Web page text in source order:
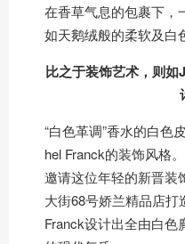
在香草气息的包裹下，
如天鹅绒般的柔软及白
比之于装饰艺术，则
“白色革调”香水的白色
hel Franck的装饰风格
邀请这位年轻的新晋装
大街68号娇兰精品店
Franck设计出全由白色